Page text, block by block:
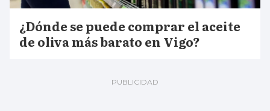
¿Dónde se puede comprar el aceite
de oliva más barato en Vigo?